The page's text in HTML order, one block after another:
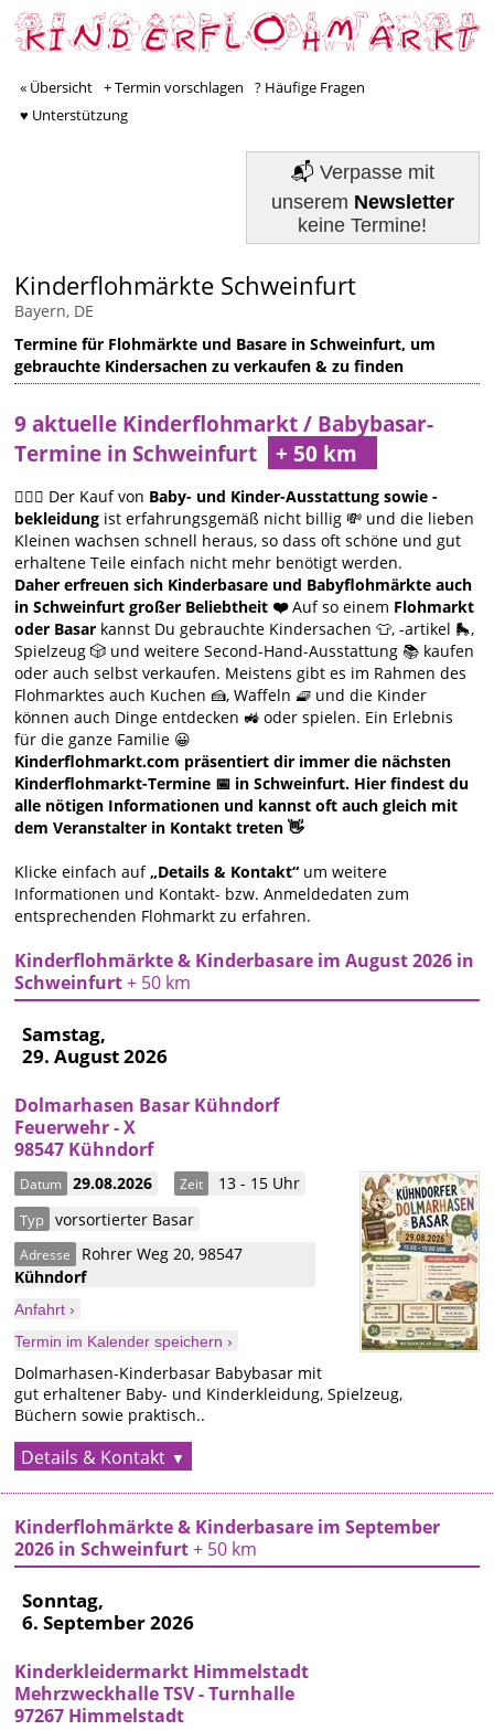
« Übersicht + Termin vorschlagen
? Häufige Fragen
♥ Unterstützung
📬 Verpasse mit
unserem Newsletter
keine Termine!
Kinderflohmärkte Schweinfurt
Bayern, DE
Termine für Flohmärkte und Basare in Schweinfurt, um
gebrauchte Kindersachen zu verkaufen & zu finden
9 aktuelle Kinderflohmarkt / Babybasar-
Termine in Schweinfurt
🙋🏻‍♀️ Der Kauf von Baby- und Kinder-Ausstattung sowie -
bekleidung ist erfahrungsgemäß nicht billig 💸 und die lieben
Kleinen wachsen schnell heraus, so dass oft schöne und gut
erhaltene Teile einfach nicht mehr benötigt werden.
Daher erfreuen sich Kinderbasare und Babyflohmärkte auch
in Schweinfurt großer Beliebtheit ❤️Auf so einem Flohmarkt
oder Basar kannst Du gebrauchte Kindersachen 👕, -artikel 🛼,
Spielzeug 🎲 und weitere Second-Hand-Ausstattung 📚 kaufen
oder auch selbst verkaufen. Meistens gibt es im Rahmen des
Flohmarktes auch Kuchen 🍰, Waffeln 🧇 und die Kinder
können auch Dinge entdecken 🚜 oder spielen. Ein Erlebnis
für die ganze Familie 😀
Kinderflohmarkt.com präsentiert dir immer die nächsten
Kinderflohmarkt-Termine 📅 in Schweinfurt. Hier findest du
alle nötigen Informationen und kannst oft auch gleich mit
dem Veranstalter in Kontakt treten 👋
Klicke einfach auf„Details & Kontakt“ um weitere
Informationen und Kontakt- bzw. Anmeldedaten zum
entsprechenden Flohmarkt zu erfahren.
Kinderflohmärkte & Kinderbasare im August 2026 in
Schweinfurt+ 50 km
Samstag,
29. August 2026
Dolmarhasen Basar Kühndorf
Feuerwehr - X
98547 Kühndorf
Datum 29.08.2026 Zeit 13 - 15 Uhr
Typ vorsortierter Basar
Adresse Rohrer Weg 20,98547
Kühndorf
Anfahrt ›
Termin im Kalender speichern ›
Dolmarhasen-Kinderbasar Babybasar mit
gut erhaltener Baby- und Kinderkleidung, Spielzeug,
Büchern sowie praktisch..
Details & Kontakt
Kinderflohmärkte & Kinderbasare im September
2026 in Schweinfurt+ 50 km
Sonntag,
6. September 2026
Kinderkleidermarkt Himmelstadt
Mehrzweckhalle TSV - Turnhalle
97267 Himmelstadt